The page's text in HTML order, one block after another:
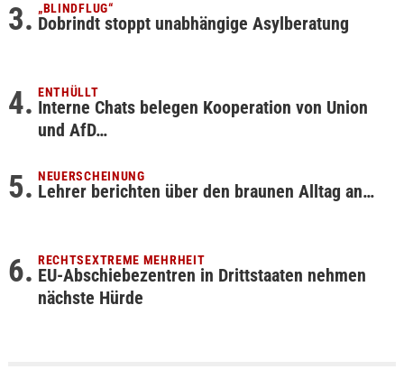
„BLINDFLUG“
Dobrindt stoppt unabhängige Asylberatung
ENTHÜLLT
Interne Chats belegen Kooperation von Union
und AfD…
NEUERSCHEINUNG
Lehrer berichten über den braunen Alltag an…
RECHTSEXTREME MEHRHEIT
EU-Abschiebezentren in Drittstaaten nehmen
nächste Hürde